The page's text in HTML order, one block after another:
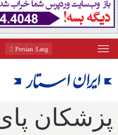
Lang
: Persian
پزشکان